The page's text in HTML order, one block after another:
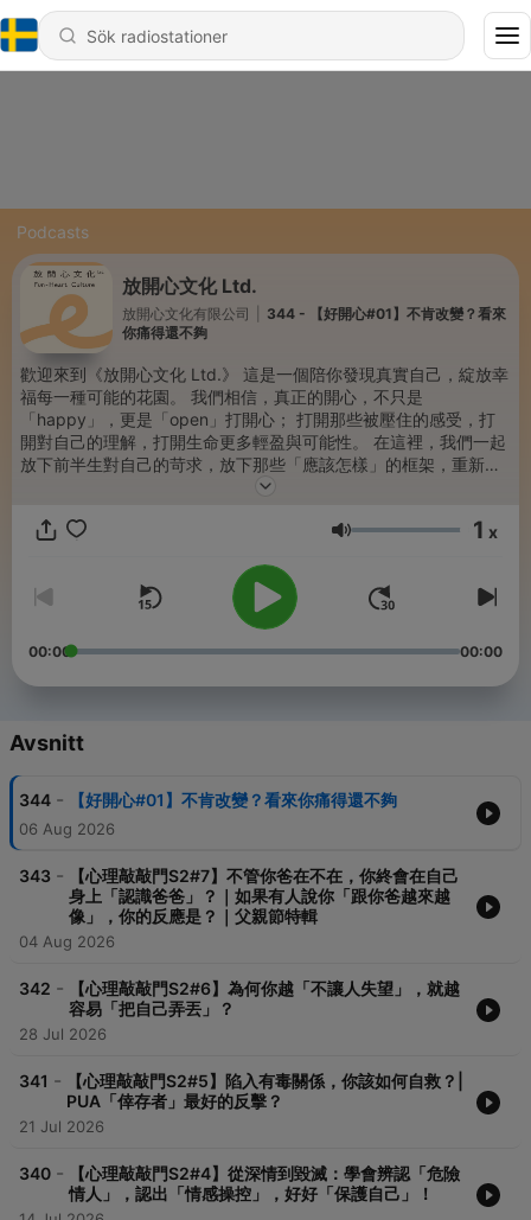
Podcasts
放開心文化 Ltd.
放開心文化有限公司
344 - 【好開心#01】不肯改變？看來
你痛得還不夠
歡迎來到《放開心文化 Ltd.》 這是一個陪你發現真實自己，綻放幸
福每一種可能的花園。 我們相信，真正的開心，不只是
「happy」，更是「open」打開心； 打開那些被壓住的感受，打
開對自己的理解，打開生命更多輕盈與可能性。 在這裡，我們一起
放下前半生對自己的苛求，放下那些「應該怎樣」的框架，重新找
讓人生不只有理性與責任，而是多一點感受、自由與盼望，歡迎訂
Volym 1 x
00:00 00:00
Avsnitt
344 - 【好開心#01】不肯改變？看來你痛得還不夠
06 Aug 2026
343 -
【心理敲敲門S2#7】不管你爸在不在，你終會在自己
身上「認識爸爸」？｜如果有人說你「跟你爸越來越
像」，你的反應是？｜父親節特輯
04 Aug 2026
342 -
【心理敲敲門S2#6】為何你越「不讓人失望」，就越
容易「把自己弄丟」？
28 Jul 2026
341 -
【心理敲敲門S2#5】陷入有毒關係，你該如何自救？|
PUA「倖存者」最好的反擊？
21 Jul 2026
340 -
【心理敲敲門S2#4】從深情到毀滅：學會辨認「危險
情人」，認出「情感操控」，好好「保護自己」！